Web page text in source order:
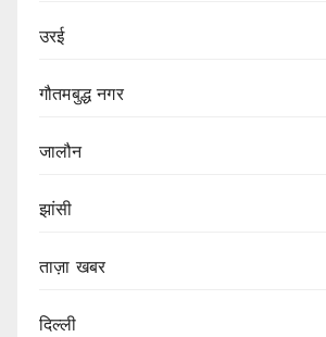
उरई
गौतमबुद्ध नगर
जालौन
झांसी
ताज़ा खबर
दिल्ली